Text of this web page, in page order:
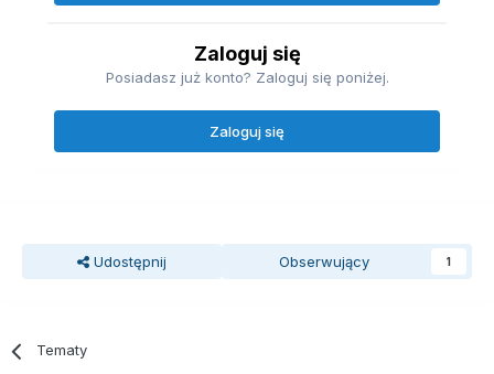
Zaloguj się
Posiadasz już konto? Zaloguj się poniżej.
Zaloguj się
Udostępnij Obserwujący 1
Tematy